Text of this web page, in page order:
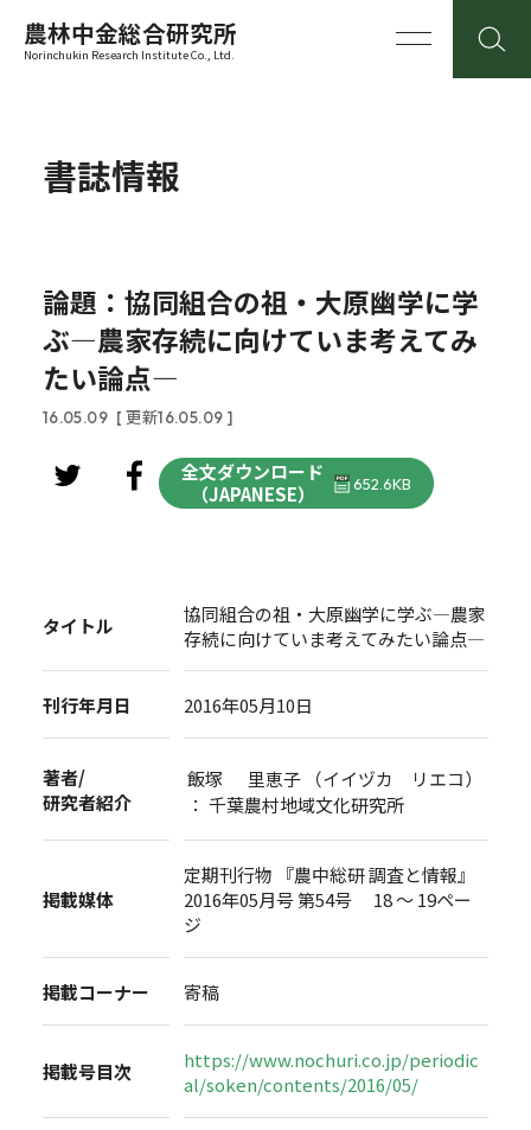
農林中金総合研究所
Norinchukin Research Institute Co., Ltd.
書誌情報
論題：協同組合の祖・大原幽学に学
ぶ―農家存続に向けていま考えてみ
たい論点―
16.05.09 [ 更新16.05.09 ]
全文ダウンロード
（JAPANESE）
652.6KB
タイトル
協同組合の祖・大原幽学に学ぶ―農家
存続に向けていま考えてみたい論点―
刊行年月日 2016年05月10日
著者/
研究者紹介
飯塚 里恵子 （イイヅカ リエコ）
： 千葉農村地域文化研究所
掲載媒体
定期刊行物 『農中総研 調査と情報』
2016年05月号 第54号 18 ～ 19ペー
ジ
掲載コーナー 寄稿
掲載号目次
https://www.nochuri.co.jp/periodic
al/soken/contents/2016/05/